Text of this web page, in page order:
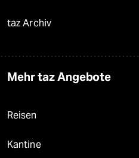
taz Archiv
Mehr taz Angebote
Reisen
Kantine